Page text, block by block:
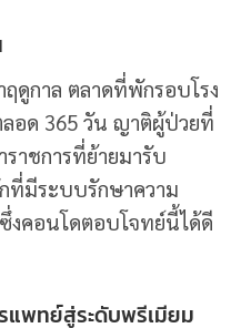
ดูกาล ตลาดที่พักรอบโรง
อด 365 วัน ญาติผู้ป่วยที่
ราชการที่ย้ายมารับ
ที่มีระบบรักษาความ
คอนโดตอบโจทย์นี้ได้ดี
แพทย์สู่ระดับพรีเมียม